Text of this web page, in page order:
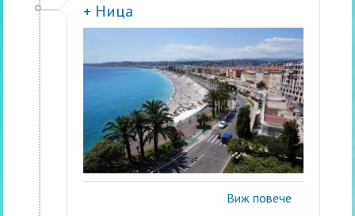
+ Ница
Виж повече